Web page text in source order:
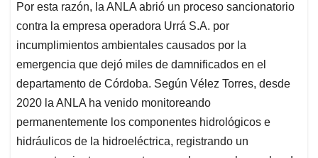
Por esta razón, la ANLA abrió un proceso sancionatorio
contra la empresa operadora Urrá S.A. por
incumplimientos ambientales causados por la
emergencia que dejó miles de damnificados en el
departamento de Córdoba. Según Vélez Torres, desde
2020 la ANLA ha venido monitoreando
permanentemente los componentes hidrológicos e
hidráulicos de la hidroeléctrica, registrando un